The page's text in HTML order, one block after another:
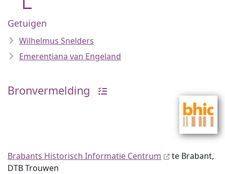
Getuigen
Wilhelmus Snelders
Emerentiana van Engeland
Bronvermelding
Brabants Historisch Informatie Centrum
te Brabant,
DTB Trouwen